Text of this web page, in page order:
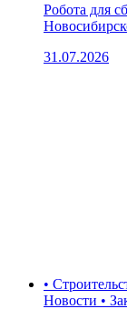
Робота для
31.07.2026
•
Новости •